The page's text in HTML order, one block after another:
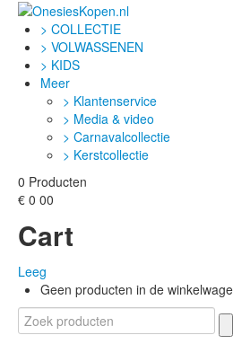
> COLLECTIE
> VOLWASSENEN
> KIDS
Meer
> Klantenservice
> Media & video
> Carnavalcollectie
> Kerstcollectie
0 Producten
€ 0 00
Cart
Leeg
Geen producten in de